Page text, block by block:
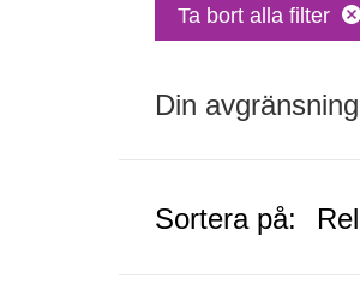
Ta bort alla filter
Din
Sortera på: